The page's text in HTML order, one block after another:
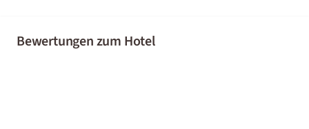
Bewertungen zum Hotel